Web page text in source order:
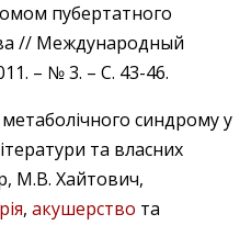
пубертатного
// Международный
– № 3. – С. 43-46.
синдрому у
та власних
М.В. Хайтович,
, акушерство та